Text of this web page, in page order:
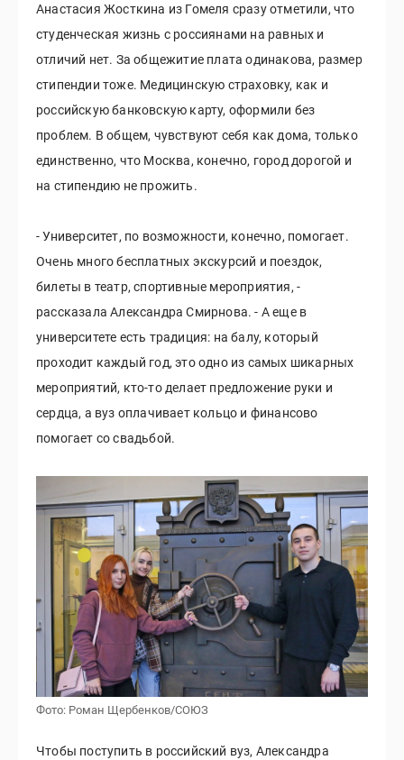
Анастасия Жосткина из Гомеля сразу отметили, что
студенческая жизнь с россиянами на равных и
отличий нет. За общежитие плата одинакова, размер
стипендии тоже. Медицинскую страховку, как и
российскую банковскую карту, оформили без
проблем. В общем, чувствуют себя как дома, только
единственно, что Москва, конечно, город дорогой и
на стипендию не прожить.
- Университет, по возможности, конечно, помогает.
Очень много бесплатных экскурсий и поездок,
билеты в театр, спортивные мероприятия, -
рассказала Александра Смирнова. - А еще в
университете есть традиция: на балу, который
проходит каждый год, это одно из самых шикарных
мероприятий, кто-то делает предложение руки и
сердца, а вуз оплачивает кольцо и финансово
помогает со свадьбой.
Фото: Роман Щербенков/СОЮЗ
Чтобы поступить в российский вуз, Александра